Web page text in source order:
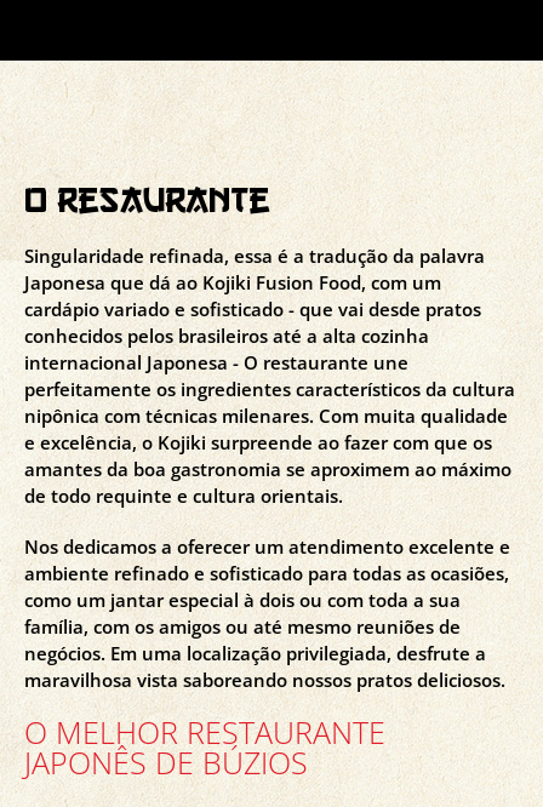
o resaurante
Singularidade refinada, essa é a tradução da palavra
Japonesa que dá ao Kojiki Fusion Food, com um
cardápio variado e sofisticado - que vai desde pratos
conhecidos pelos brasileiros até a alta cozinha
internacional Japonesa - O restaurante une
perfeitamente os ingredientes característicos da cultura
nipônica com técnicas milenares. Com muita qualidade
e excelência, o Kojiki surpreende ao fazer com que os
amantes da boa gastronomia se aproximem ao máximo
de todo requinte e cultura orientais.
Nos dedicamos a oferecer um atendimento excelente e
ambiente refinado e sofisticado para todas as ocasiões,
como um jantar especial à dois ou com toda a sua
família, com os amigos ou até mesmo reuniões de
negócios. Em uma localização privilegiada, desfrute a
maravilhosa vista saboreando nossos pratos deliciosos.
O MELHOR RESTAURANTE
JAPONÊS DE BÚZIOS